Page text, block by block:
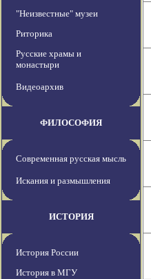
"Неизвестные" музеи
Риторика
Русские храмы и
монастыри
Видеоархив
ФИЛОСОФИЯ
Современная русская мысль
Искания и размышления
ИСТОРИЯ
История России
История в МГУ